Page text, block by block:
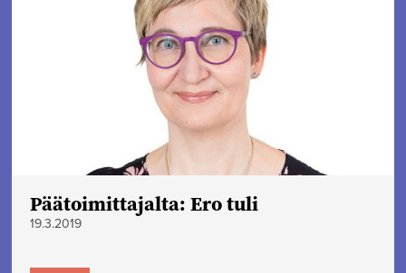
Päätoimittajalta: Ero tuli
19.3.2019